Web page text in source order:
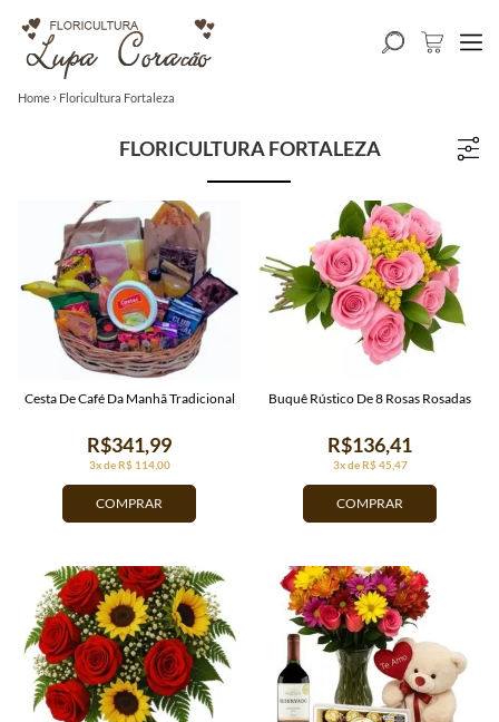
Home Floricultura Fortaleza
FLORICULTURA FORTALEZA
COMPRAR
3x de R$ 114,00
R$341,99
Cesta De Café Da Manhã Tradicional
COMPRAR
3x de R$ 45,47
R$136,41
Buquê Rústico De 8 Rosas Rosadas